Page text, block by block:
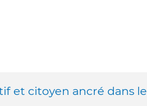
et citoyen ancré dans le